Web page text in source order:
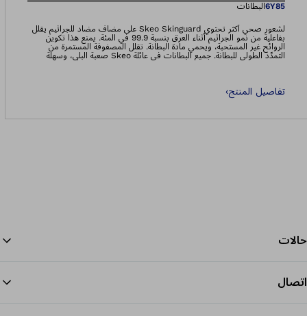
يفتح الصورة في
6Y85 البطانات
لشعور صحي أكثر تحتوي Skeo Skinguard على مضاف مضاد للجراثيم يقلل
بفاعلية من نمو الجراثيم أثناء العرق بنسبة 99.9 في المئة. يمنع هذا تكوين
الروائح غير المستحبة، ويحمي مادة البطانة. تقلل المصفوفة المستمرة من
التمدّد الطولي للبطانة. جميع البطانات في عائلة Skeo صعبة البلي، وسهلة
تفاصيل المنتج›
حالات
اتصال